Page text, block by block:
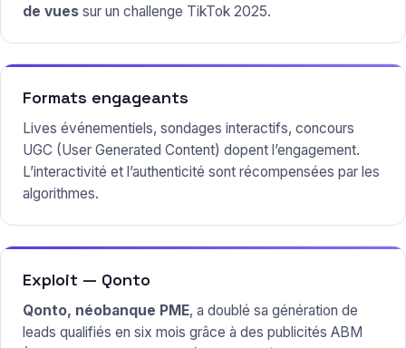
de vues sur un challenge TikTok 2025.
Formats engageants
Lives événementiels, sondages interactifs, concours
UGC (User Generated Content) dopent l’engagement.
L’interactivité et l’authenticité sont récompensées par les
algorithmes.
Exploit — Qonto
Qonto, néobanque PME, a doublé sa génération de
leads qualifiés en six mois grâce à des publicités ABM